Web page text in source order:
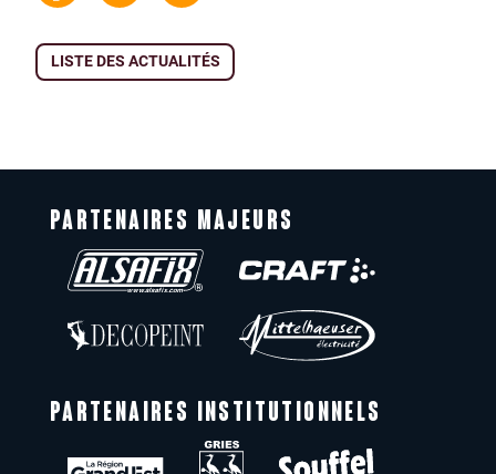
LISTE DES ACTUALITÉS
PARTENAIRES MAJEURS
PARTENAIRES INSTITUTIONNELS